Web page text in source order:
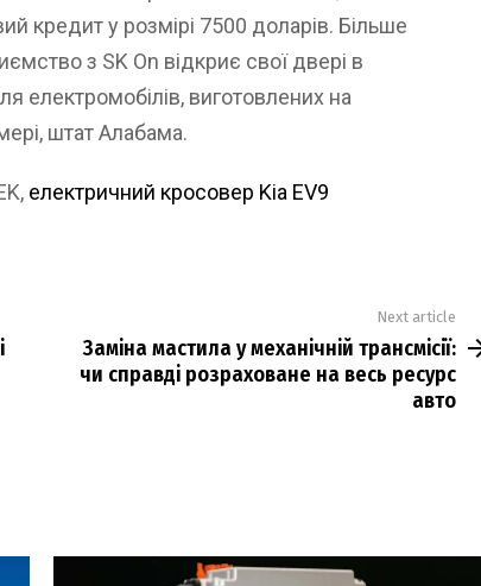
кредит у розмірі 7500 доларів. Більше
з SK On відкриє свої двері в
електромобілів, виготовлених на
штат Алабама.
електричний кросовер Kia EV9
Next article
Заміна мастила у механічній трансмісії:
чи справді розраховане на весь ресурс
авто